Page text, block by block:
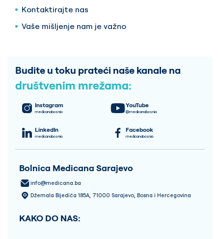
Kontaktirajte nas
Vaše mišljenje nam je važno
Budite u toku prateći naše kanale na
društvenim mrežama:
Instagram
medicanabosnia
YouTube
@medicanabosnia
LinkedIn
medicanabosnia
Facebook
medicanabosnia
Bolnica Medicana Sarajevo
info@medicana.ba
Džemala Bijedića 185A, 71000 Sarajevo, Bosna i Hercegovina
KAKO DO NAS: